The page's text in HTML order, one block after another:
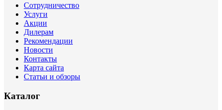
Сотрудничество
Услуги
Акции
Дилерам
Рекомендации
Новости
Контакты
Карта сайта
Статьи и обзоры
Каталог